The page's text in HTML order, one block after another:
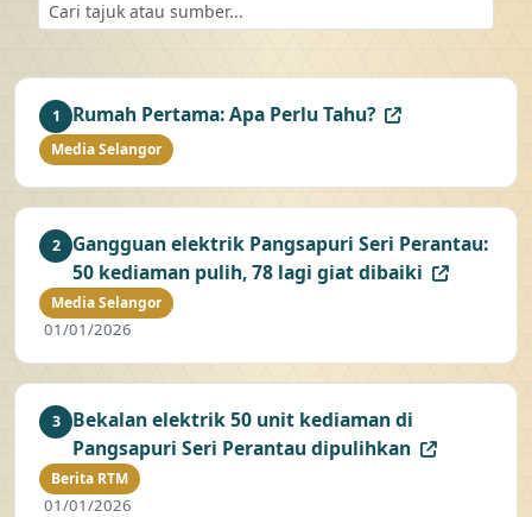
1 Rumah Pertama: Apa Perlu Tahu?
Media Selangor
2
Gangguan elektrik Pangsapuri Seri Perantau:
50 kediaman pulih, 78 lagi giat dibaiki
Media Selangor
01/01/2026
3
Bekalan elektrik 50 unit kediaman di
Pangsapuri Seri Perantau dipulihkan
Berita RTM
01/01/2026